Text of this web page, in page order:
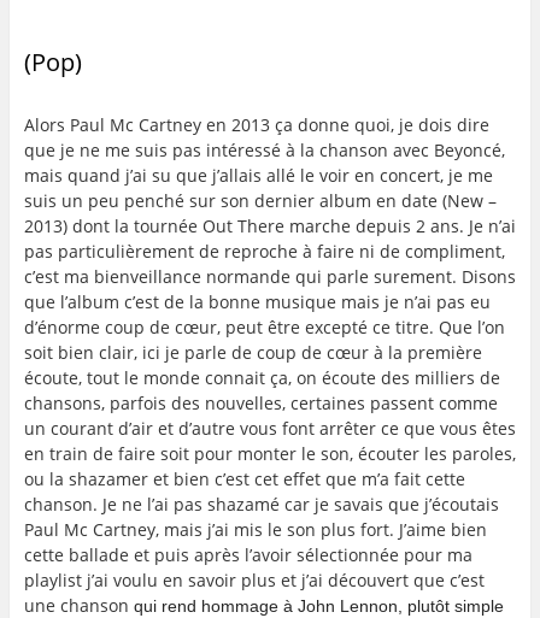
(Pop)
Alors Paul Mc Cartney en 2013 ça donne quoi, je dois dire
que je ne me suis pas intéressé à la chanson avec Beyoncé,
mais quand j’ai su que j’allais allé le voir en concert, je me
suis un peu penché sur son dernier album en date (New –
2013) dont la tournée Out There marche depuis 2 ans. Je n’ai
pas particulièrement de reproche à faire ni de compliment,
c’est ma bienveillance normande qui parle surement. Disons
que l’album c’est de la bonne musique mais je n’ai pas eu
d’énorme coup de cœur, peut être excepté ce titre. Que l’on
soit bien clair, ici je parle de coup de cœur à la première
écoute, tout le monde connait ça, on écoute des milliers de
chansons, parfois des nouvelles, certaines passent comme
un courant d’air et d’autre vous font arrêter ce que vous êtes
en train de faire soit pour monter le son, écouter les paroles,
ou la shazamer et bien c’est cet effet que m’a fait cette
chanson. Je ne l’ai pas shazamé car je savais que j’écoutais
Paul Mc Cartney, mais j’ai mis le son plus fort. J’aime bien
cette ballade et puis après l’avoir sélectionnée pour ma
playlist j’ai voulu en savoir plus et j’ai découvert que c’est
une chanson qui rend hommage à John Lennon, plutôt simple